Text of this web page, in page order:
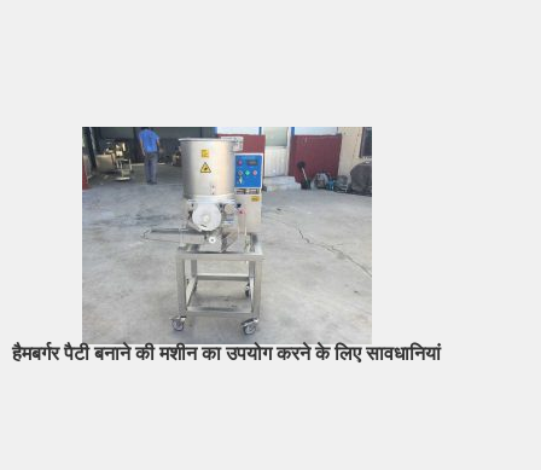
हैमबर्गर पैटी बनाने की मशीन का उपयोग करने के लिए सावधानियां